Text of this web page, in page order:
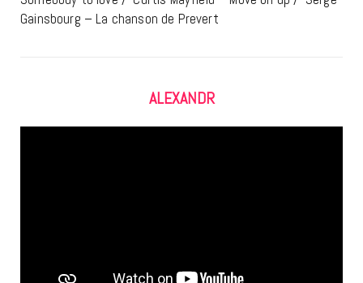
Gainsbourg – La chanson de Prevert
ALEXANDR